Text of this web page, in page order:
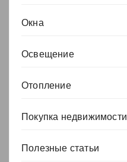
Окна
Освещение
Отопление
Покупка недвижимости
Полезные статьи